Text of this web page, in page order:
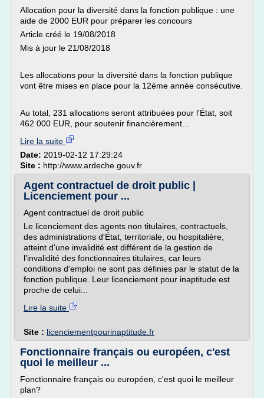
Allocation pour la diversité dans la fonction publique : une
aide de 2000 EUR pour préparer les concours
Article créé le 19/08/2018
Mis à jour le 21/08/2018
Les allocations pour la diversité dans la fonction publique
vont être mises en place pour la 12ème année consécutive.
Au total, 231 allocations seront attribuées pour l'État, soit
462 000 EUR, pour soutenir financièrement...
Lire la suite
Date: 2019-02-12 17:29:24
Site : http://www.ardeche.gouv.fr
Agent contractuel de droit public |
Licenciement pour ...
Agent contractuel de droit public
Le licenciement des agents non titulaires, contractuels,
des administrations d'État, territoriale, ou hospitalière,
atteint d'une invalidité est différent de la gestion de
l'invalidité des fonctionnaires titulaires, car leurs
conditions d'emploi ne sont pas définies par le statut de la
fonction publique. Leur licenciement pour inaptitude est
proche de celui...
Lire la suite
Site : licenciementpourinaptitude.fr
Fonctionnaire français ou européen, c'est
quoi le meilleur ...
Fonctionnaire français ou européen, c'est quoi le meilleur
plan?